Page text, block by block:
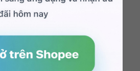
1989, trú tại thị trấn Yên Lạc,
Phúc – chú rể đối tượng Hà
tố tội mua bán trái phép chất